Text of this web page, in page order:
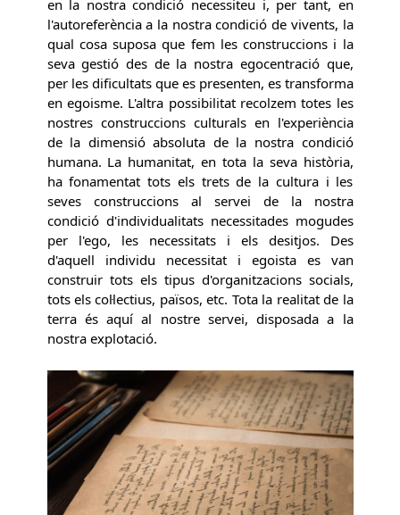
en la nostra condició necessiteu i, per tant, en
l'autoreferència a la nostra condició de vivents, la
qual cosa suposa que fem les construccions i la
seva gestió des de la nostra egocentració que,
per les dificultats que es presenten, es transforma
en egoisme. L'altra possibilitat recolzem totes les
nostres construccions culturals en l'experiència
de la dimensió absoluta de la nostra condició
humana. La humanitat, en tota la seva història,
ha fonamentat tots els trets de la cultura i les
seves construccions al servei de la nostra
condició d'individualitats necessitades mogudes
per l'ego, les necessitats i els desitjos. Des
d'aquell individu necessitat i egoista es van
construir tots els tipus d'organitzacions socials,
tots els col·lectius, països, etc. Tota la realitat de la
terra és aquí al nostre servei, disposada a la
nostra explotació.